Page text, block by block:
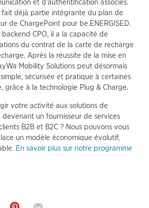
et d'authentification associés.
fait déjà partie intégrante du plan de
de ChargePoint pour be.ENERGISED.
CPO, il a la capacité de
du contrat de la carte de recharge
Après la réussite de la mise en
Mobility Solutions peut désormais
sécurisée et pratique à certaines
grâce à la technologie Plug & Charge.
votre activité aux solutions de
un fournisseur de services
B2B et B2C ? Nous pouvons vous
un modèle économique évolutif,
En savoir plus sur notre programme